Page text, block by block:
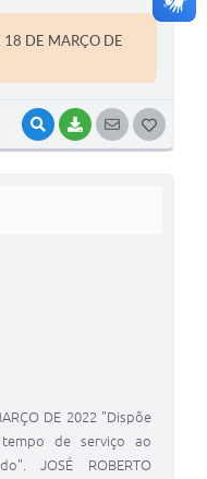
VISUALIZAR
BAIXARSEGUIR
DE MARÇO DE
DE 2022 "Dispõe
de serviço ao
JOSÉ ROBERTO